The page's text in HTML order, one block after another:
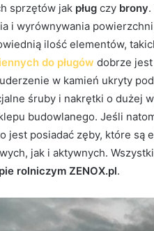
sprzętów jak pług czy brony
i wyrównywania
ilość elementów,
do pługów dobrze
w kamień ukryty
śruby i nakrętki o dużej
budowlanego. Jeśli
jest posiadać zęby, które są
jak i aktywnych.
rolniczym ZENOX.pl.